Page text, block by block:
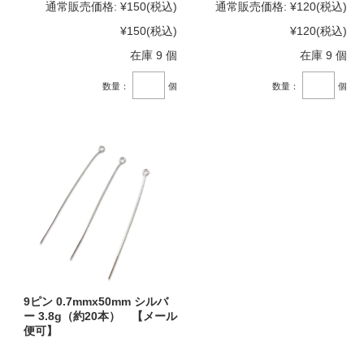
通常販売価格: ¥150(税込)
¥150(税込)
在庫 9 個
数量： 個
通常販売価格: ¥120(税込)
¥120(税込)
在庫 9 個
数量： 個
9ピン 0.7mmx50mm シルバ
ー 3.8g（約20本） 【メール
便可】